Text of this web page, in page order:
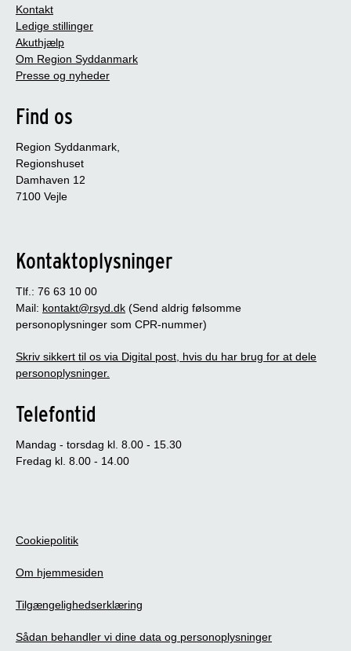
Kontakt
Ledige stillinger
Akuthjælp
Om Region Syddanmark
Presse og nyheder
Find os
Region Syddanmark,
Regionshuset
Damhaven 12
7100 Vejle
Kontaktoplysninger
Tlf.: 76 63 10 00
Mail: kontakt@rsyd.dk (Send aldrig følsomme
personoplysninger som CPR-nummer)
Skriv sikkert til os via Digital post, hvis du har brug for at dele
personoplysninger.
Telefontid
Mandag - torsdag kl. 8.00 - 15.30
Fredag kl. 8.00 - 14.00
Cookiepolitik
Om hjemmesiden
Tilgængelighedserklæring
Sådan behandler vi dine data og personoplysninger